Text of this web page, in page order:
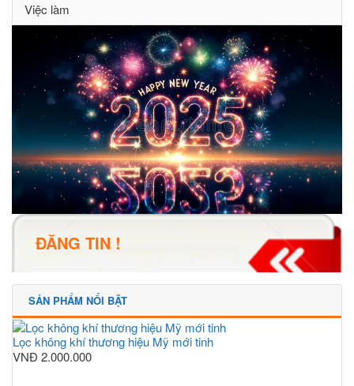
Việc làm
ĐĂNG TIN !
SẢN PHẨM NỔI BẬT
Lọc không khí thương hiệu Mỹ mới tinh
VNĐ 2.000.000